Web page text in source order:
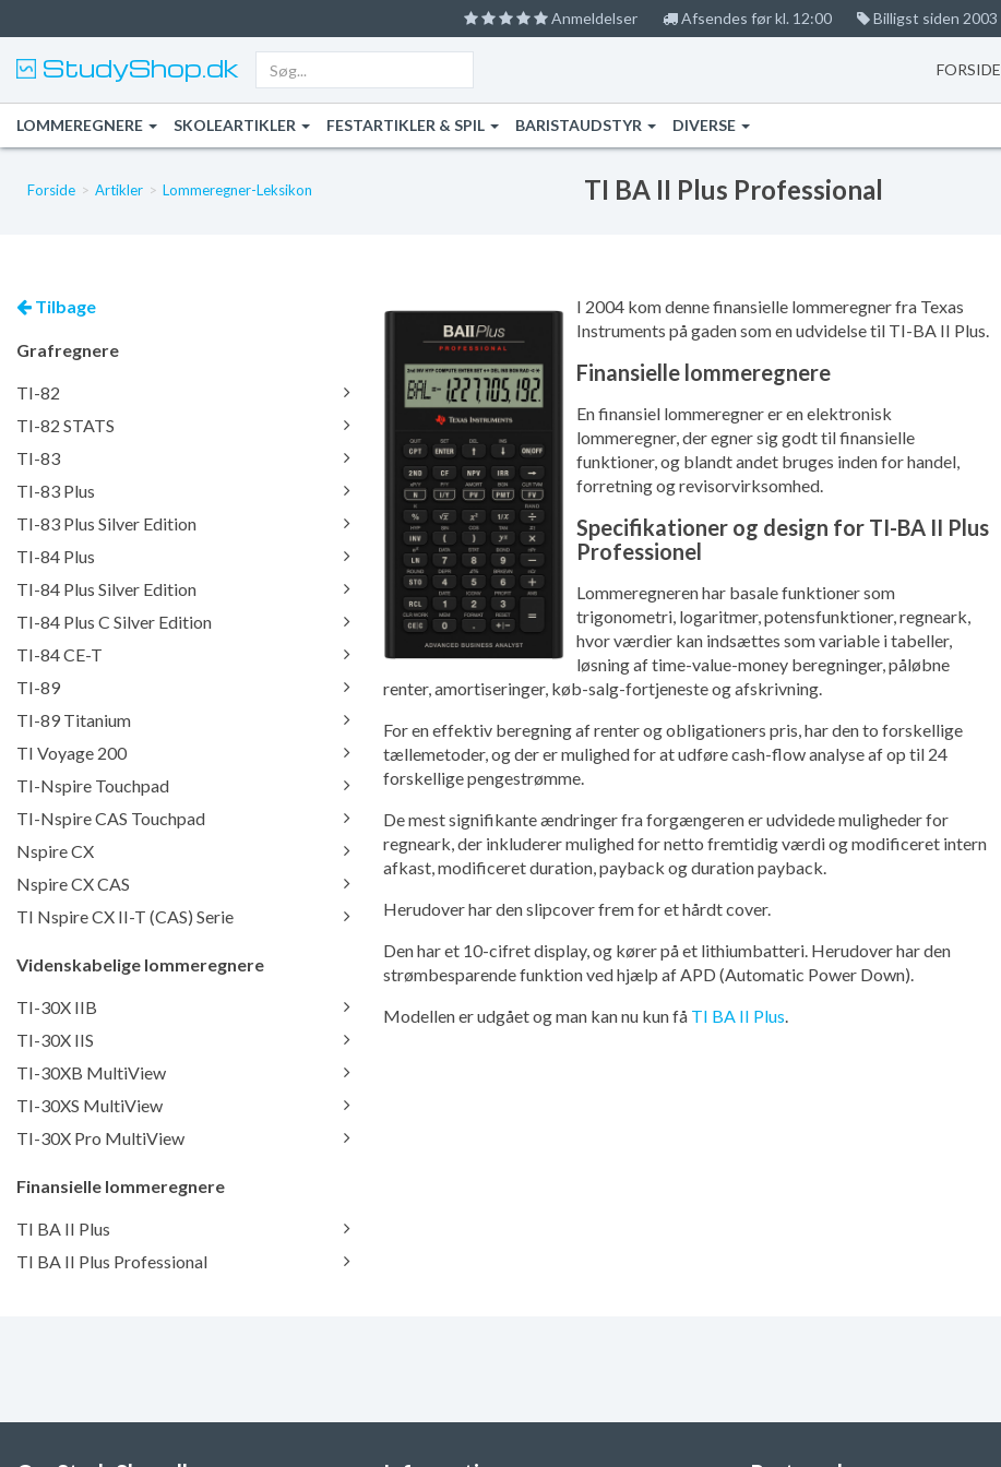
Anmeldelser Afsendes før kl. 12:00 Billigst siden 2003
StudyShop.dk FORSIDE
LOMMEREGNERE SKOLEARTIKLER FESTARTIKLER & SPIL BARISTAUDSTYR DIVERSE
Forside Artikler Lommeregner-Leksikon TI BA II Plus Professional
tilbage
Grafregnere
TI-82
TI-82 STATS
TI-83
TI-83 Plus
TI-83 Plus Silver Edition
TI-84 Plus
TI-84 Plus Silver Edition
TI-84 Plus C Silver Edition
TI-84 CE-T
TI-89
TI-89 Titanium
TI Voyage 200
TI-Nspire Touchpad
TI-Nspire CAS Touchpad
Nspire CX
Nspire CX CAS
TI Nspire CX II-T (CAS) Serie
Videnskabelige lommeregnere
TI-30X IIB
TI-30X IIS
TI-30XB MultiView
TI-30XS MultiView
TI-30X Pro MultiView
Finansielle lommeregnere
TI BA II Plus
TI BA II Plus Professional
I 2004 kom denne finansielle lommeregner fra Texas
Instruments på gaden som en udvidelse til TI-BA II Plus.
Finansielle lommeregnere
En finansiel lommeregner er en elektronisk
lommeregner, der egner sig godt til finansielle
funktioner, og blandt andet bruges inden for handel,
forretning og revisorvirksomhed.
Specifikationer og design for TI-BA II Plus
Professionel
Lommeregneren har basale funktioner som
trigonometri, logaritmer, potensfunktioner, regneark,
hvor værdier kan indsættes som variable i tabeller,
løsning af time-value-money beregninger, påløbne
renter, amortiseringer, køb-salg-fortjeneste og afskrivning.
For en effektiv beregning af renter og obligationers pris, har den to forskellige
tællemetoder, og der er mulighed for at udføre cash-flow analyse af op til 24
forskellige pengestrømme.
De mest signifikante ændringer fra forgængeren er udvidede muligheder for
regneark, der inkluderer mulighed for netto fremtidig værdi og modificeret intern
afkast, modificeret duration, payback og duration payback.
Herudover har den slipcover frem for et hårdt cover.
Den har et 10-cifret display, og kører på et lithiumbatteri. Herudover har den
strømbesparende funktion ved hjælp af APD (Automatic Power Down).
Modellen er udgået og man kan nu kun få TI BA II Plus.